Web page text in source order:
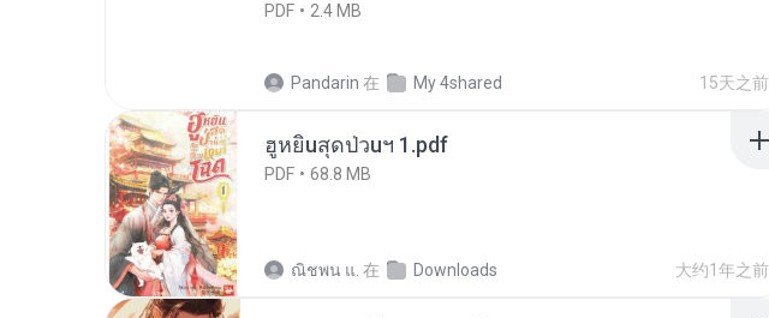
PDF
2.4 MB
Pandarin 在 My 4shared 15天之前
ฮูหยิuสุดป่วuฯ 1.pdf
PDF 68.8 MB
ณิชพน แ. 在 Downloads 大约1年之前